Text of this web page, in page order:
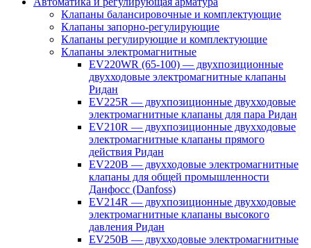
Клапаны балансировочные и комплектующие
Клапаны запорно-регулирующие
Клапаны регулирующие и комплектующие
Клапаны электромагнитные
EV220WR (65-100) — двухпозиционные
двухходовые электромагнитные клапаны
Ридан
EV225R — двухпозиционные двухходовые
электромагнитные клапаны для пара Ридан
EV210R — двухпозиционные двухходовые
электромагнитные клапаны прямого
действия Ридан
EV220B — двухходовые электромагнитные
клапаны для общей промышленности
Данфосс (Danfoss)
EV214R — двухпозиционные двухходовые
электромагнитные клапаны высокого
давления Ридан
EV250B — двухходовые электромагнитные